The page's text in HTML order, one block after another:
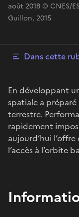
août 2018 © CNES/
Guillon, 2015
Dans cette
En développant
spatiale a préparé
terrestre.
rapidement
aujourd’hui
l’accès à l’orbite